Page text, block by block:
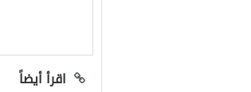
اقرأ أيضاً